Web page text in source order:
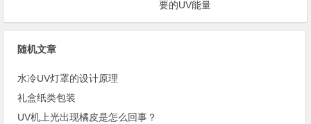
要的UV能量
随机文章
水冷UV灯罩的设计原理
礼盒纸类包装
UV机上光出现橘皮是怎么回事？